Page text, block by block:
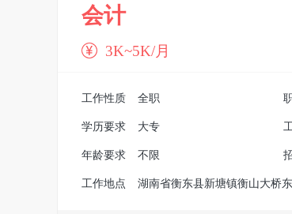
会计
3K~5K/月
工作性质 全职
学历要求 大专
年龄要求 不限
工作地点 湖南省衡东县新塘镇衡山大桥